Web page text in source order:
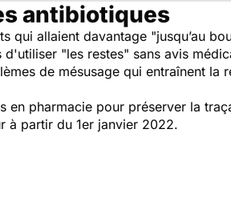
antibiotiques
qui allaient davantage "jusqu’au
"les restes" sans avis
de mésusage qui entraînent la
en pharmacie pour préserver la
à partir du 1er janvier 2022.